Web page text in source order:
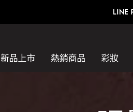
LINE
新品上市 熱銷商品 彩妝